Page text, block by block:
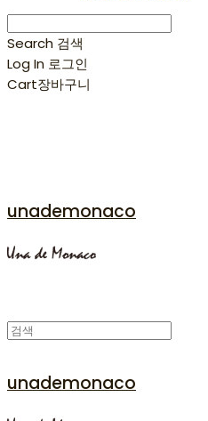
Search 검색
Log In 로그인
Cart장바구니
unademonaco
unademonaco